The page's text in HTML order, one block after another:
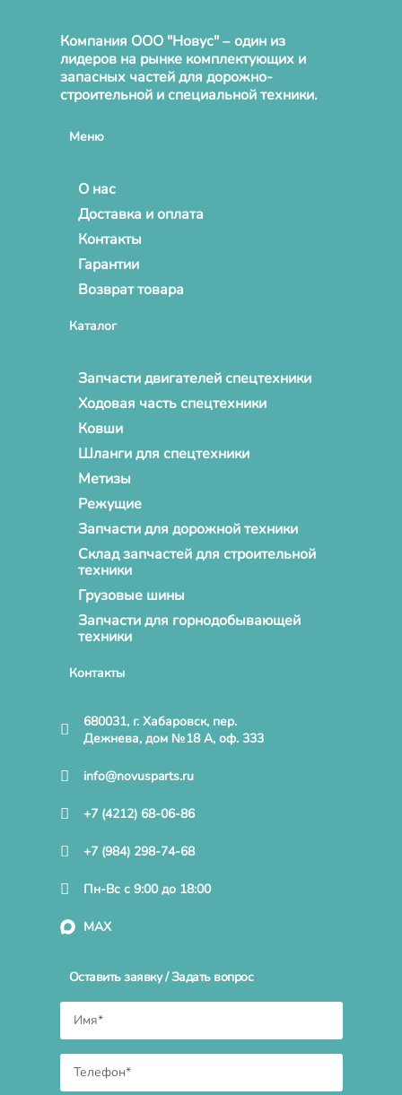
Компания ООО "Новус" – один из
лидеров на рынке комплектующих и
запасных частей для дорожно-
строительной и специальной техники.
Меню
О нас
Доставка и оплата
Контакты
Гарантии
Возврат товара
Каталог
Запчасти двигателей спецтехники
Ходовая часть спецтехники
Ковши
Шланги для спецтехники
Метизы
Режущие
Запчасти для дорожной техники
Склад запчастей для строительной
техники
Грузовые шины
Запчасти для горнодобывающей
техники
Контакты
680031, г. Хабаровск, пер.
Дежнева, дом №18 А, оф. 333
info@novusparts.ru
+7 (4212) 68-06-86
+7 (984) 298-74-68
Пн-Вс с 9:00 до 18:00
MAX
Оставить заявку / Задать вопрос